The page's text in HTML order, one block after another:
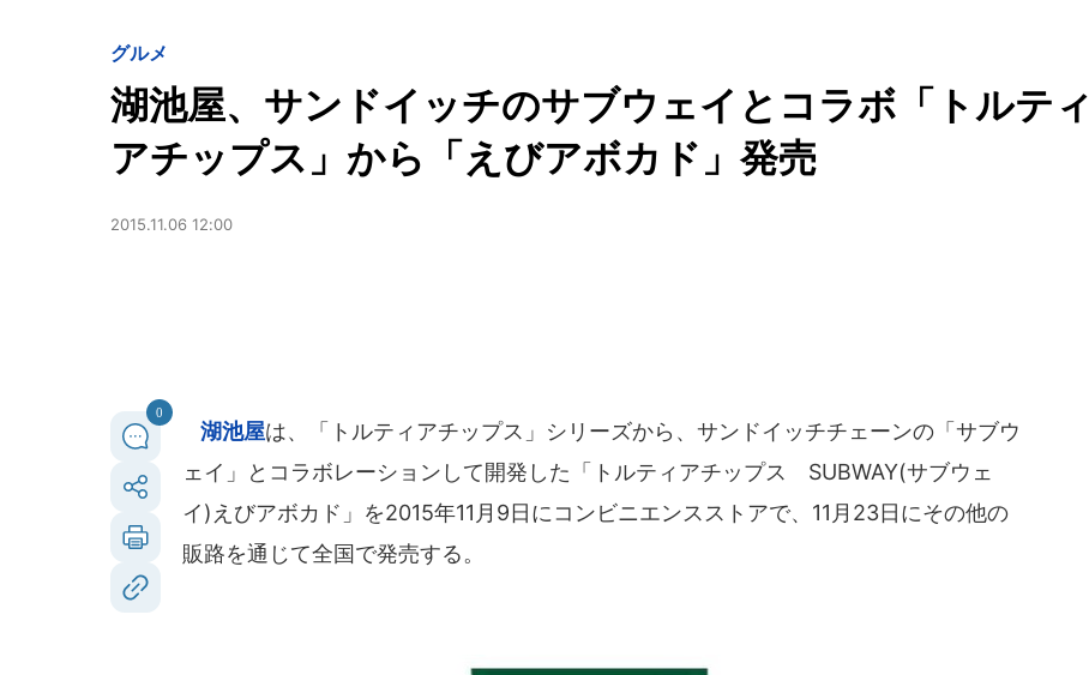
グルメ
湖池屋、サンドイッチのサブウェイとコラボ「トルティ
アチップス」から「えびアボカド」発売
2015.11.06 12:00
0
湖池屋は、「トルティアチップス」シリーズから、サンドイッチチェーンの「サブウ
ェイ」とコラボレーションして開発した「トルティアチップス SUBWAY(サブウェ
イ)えびアボカド」を2015年11月9日にコンビニエンスストアで、11月23日にその他の
販路を通じて全国で発売する。